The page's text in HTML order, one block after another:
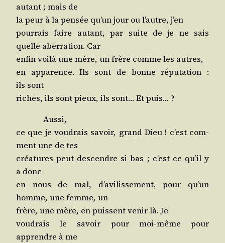
autant ; mais de
la peur à la pen­sée qu’un jour ou l’autre, j’en
pour­rais faire autant, par suite de je ne sais
quelle aber­ra­tion. Car
enfin voi­là une mère, un frère comme les autres,
en appa­rence. Ils sont de bonne répu­ta­tion :
ils sont
riches, ils sont pieux, ils sont… Et puis… ?
Aus­si,
ce que je vou­drais savoir, grand Dieu ! c’est com­
ment une de tes
créa­tures peut des­cendre si bas ; c’est ce qu’il y
a donc
en nous de mal, d’a­vi­lis­se­ment, pour qu’un
homme, une femme, un
frère, une mère, en puissent venir là. Je
vou­drais le savoir pour moi-même pour
apprendre à me